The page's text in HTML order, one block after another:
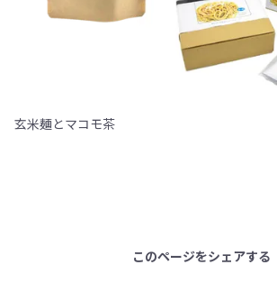
玄米麺とマコモ茶
このページをシェアする